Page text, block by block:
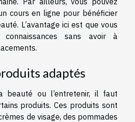
cours en ligne pour bénéficier
L’avantage ici est que vous
connaissances sans avoir à
adaptés
beauté ou l’entretenir, il faut
produits. Ces produits sont
de visage, des pommades